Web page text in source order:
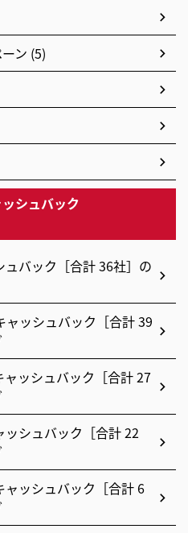
ン (5)
シュバック
ュバック［合計 36社］の
ッシュバック［合計 39
ッシュバック［合計 27
シュバック［合計 22
ャッシュバック［合計 6